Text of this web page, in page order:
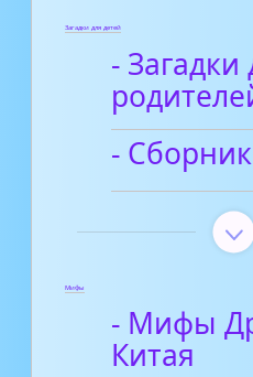
Загадки для детей
- Загадки
-
Мифы
- Мифы
Китая